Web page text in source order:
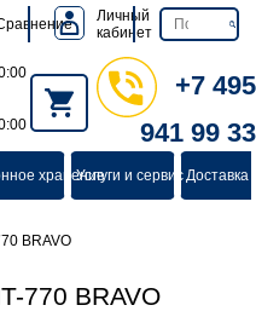
Личный
кабинет
+7 495
941 99 33
хранениеУслуги и сервисДоставка
BRAVO
770 BRAVO